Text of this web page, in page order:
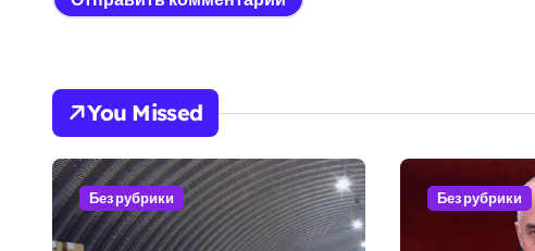
You Missed
Без рубрики Без рубрики